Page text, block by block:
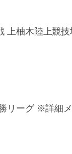
上柚木陸上競
リーグ ※詳細